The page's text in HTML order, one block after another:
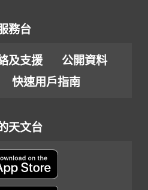
務台
及支援
公開資料
快速用戶指南
天文台